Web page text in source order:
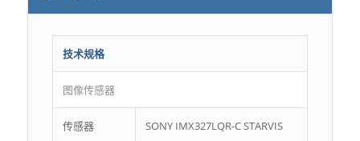
技术规格
图像传感器
传感器 SONY IMX327LQR-C STARVIS